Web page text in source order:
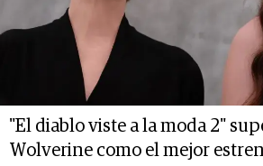
"El diablo viste a la moda 2"
Wolverine como el mejor